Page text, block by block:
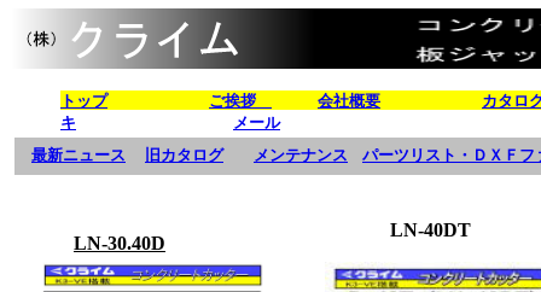
トップ ご挨拶 会社概要
カタロ
キ
メール
最新ニュース
旧カタログ メンテナンス パーツリスト・ＤＸＦフ
LN-40DT
LN-30.40D